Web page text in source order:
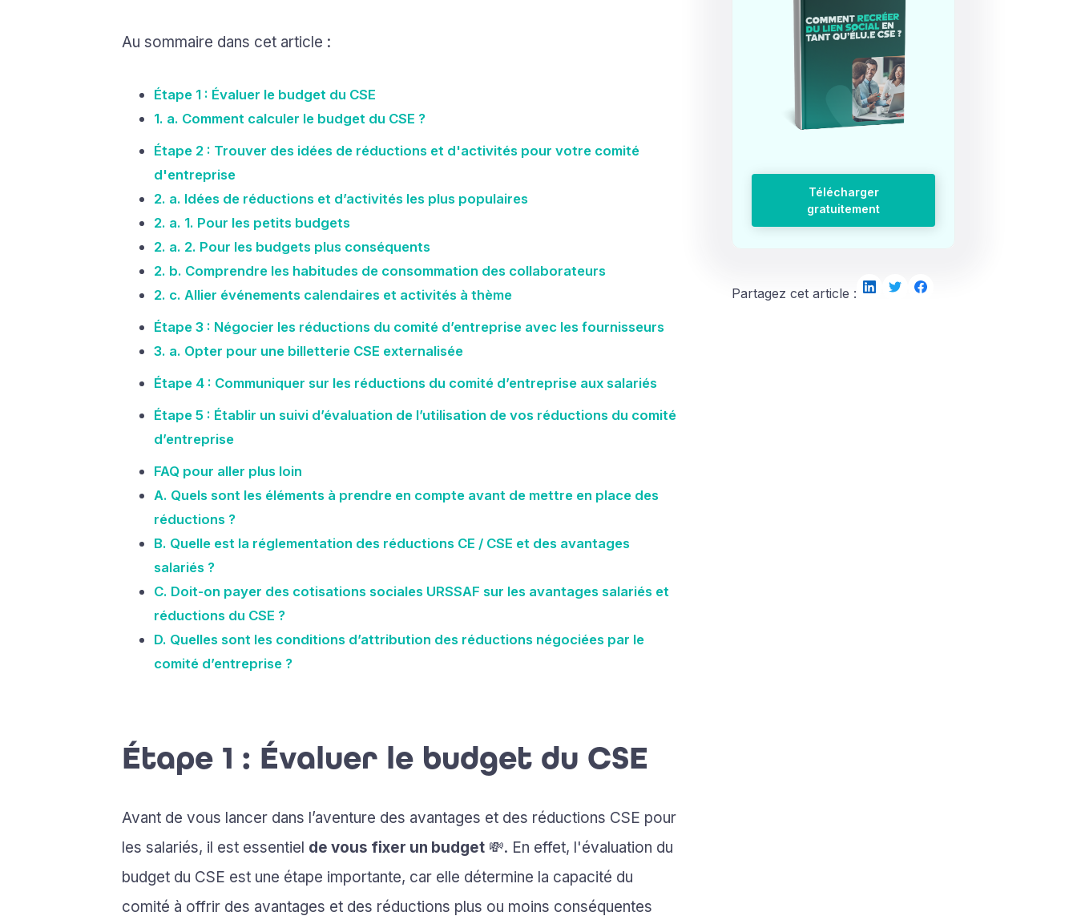
Au sommaire dans cet article :
Étape 1 : Évaluer le budget du CSE
1. a. Comment calculer le budget du CSE ?
Étape 2 : Trouver des idées de réductions et d'activités pour votre comité
d'entreprise
2. a. Idées de réductions et d’activités les plus populaires
2. a. 1. Pour les petits budgets
2. a. 2. Pour les budgets plus conséquents
2. b. Comprendre les habitudes de consommation des collaborateurs
2. c. Allier événements calendaires et activités à thème
Étape 3 : Négocier les réductions du comité d’entreprise avec les fournisseurs
3. a. Opter pour une billetterie CSE externalisée
Étape 4 : Communiquer sur les réductions du comité d’entreprise aux salariés
Étape 5 : Établir un suivi d’évaluation de l’utilisation de vos réductions du comité
d’entreprise
FAQ pour aller plus loin
A. Quels sont les éléments à prendre en compte avant de mettre en place des
réductions ?
B. Quelle est la réglementation des réductions CE / CSE et des avantages
salariés ?
C. Doit-on payer des cotisations sociales URSSAF sur les avantages salariés et
réductions du CSE ?
D. Quelles sont les conditions d’attribution des réductions négociées par le
comité d’entreprise ?
Étape 1 : Évaluer le budget du CSE
Avant de vous lancer dans l’aventure des avantages et des réductions CSE pour
les salariés, il est essentiel de vous fixer un budget 💸. En effet, l'évaluation du
budget du CSE est une étape importante, car elle détermine la capacité du
comité à offrir des avantages et des réductions plus ou moins conséquentes
Télécharger
gratuitement
Partagez cet article :